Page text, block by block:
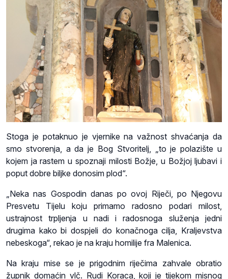
Stoga je potaknuo je vjernike na važnost shvaćanja da
smo stvorenja, a da je Bog Stvoritelj, „to je polazište u
kojem ja rastem u spoznaji milosti Božje, u Božjoj ljubavi i
poput dobre biljke donosim plod“.
„Neka nas Gospodin danas po ovoj Riječi, po Njegovu
Presvetu Tijelu koju primamo radosno podari milost,
ustrajnost trpljenja u nadi i radosnoga služenja jedni
drugima kako bi dospjeli do konačnoga cilja, Kraljevstva
nebeskoga“, rekao je na kraju homilije fra Malenica.
Na kraju mise se je prigodnim riječima zahvale obratio
župnik domaćin vlč. Rudi Koraca, koji je tijekom misnog